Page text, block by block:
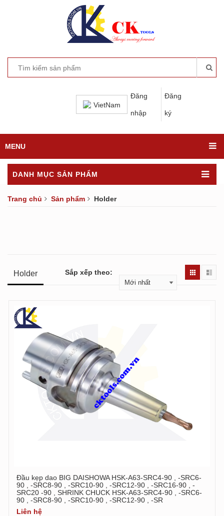
VietNam
Đăng
nhập
Đăng
ký
MENU
DANH MỤC SẢN PHẨM
Trang chủ Sản phẩm Holder
Holder Sắp xếp theo:
Đầu kẹp dao BIG DAISHOWA HSK-A63-SRC4-90 , -SRC6-
90 , -SRC8-90 , -SRC10-90 , -SRC12-90 , -SRC16-90 , -
SRC20 -90 , SHRINK CHUCK HSK-A63-SRC4-90 , -SRC6-
90 , -SRC8-90 , -SRC10-90 , -SRC12-90 , -SR
Liên hệ